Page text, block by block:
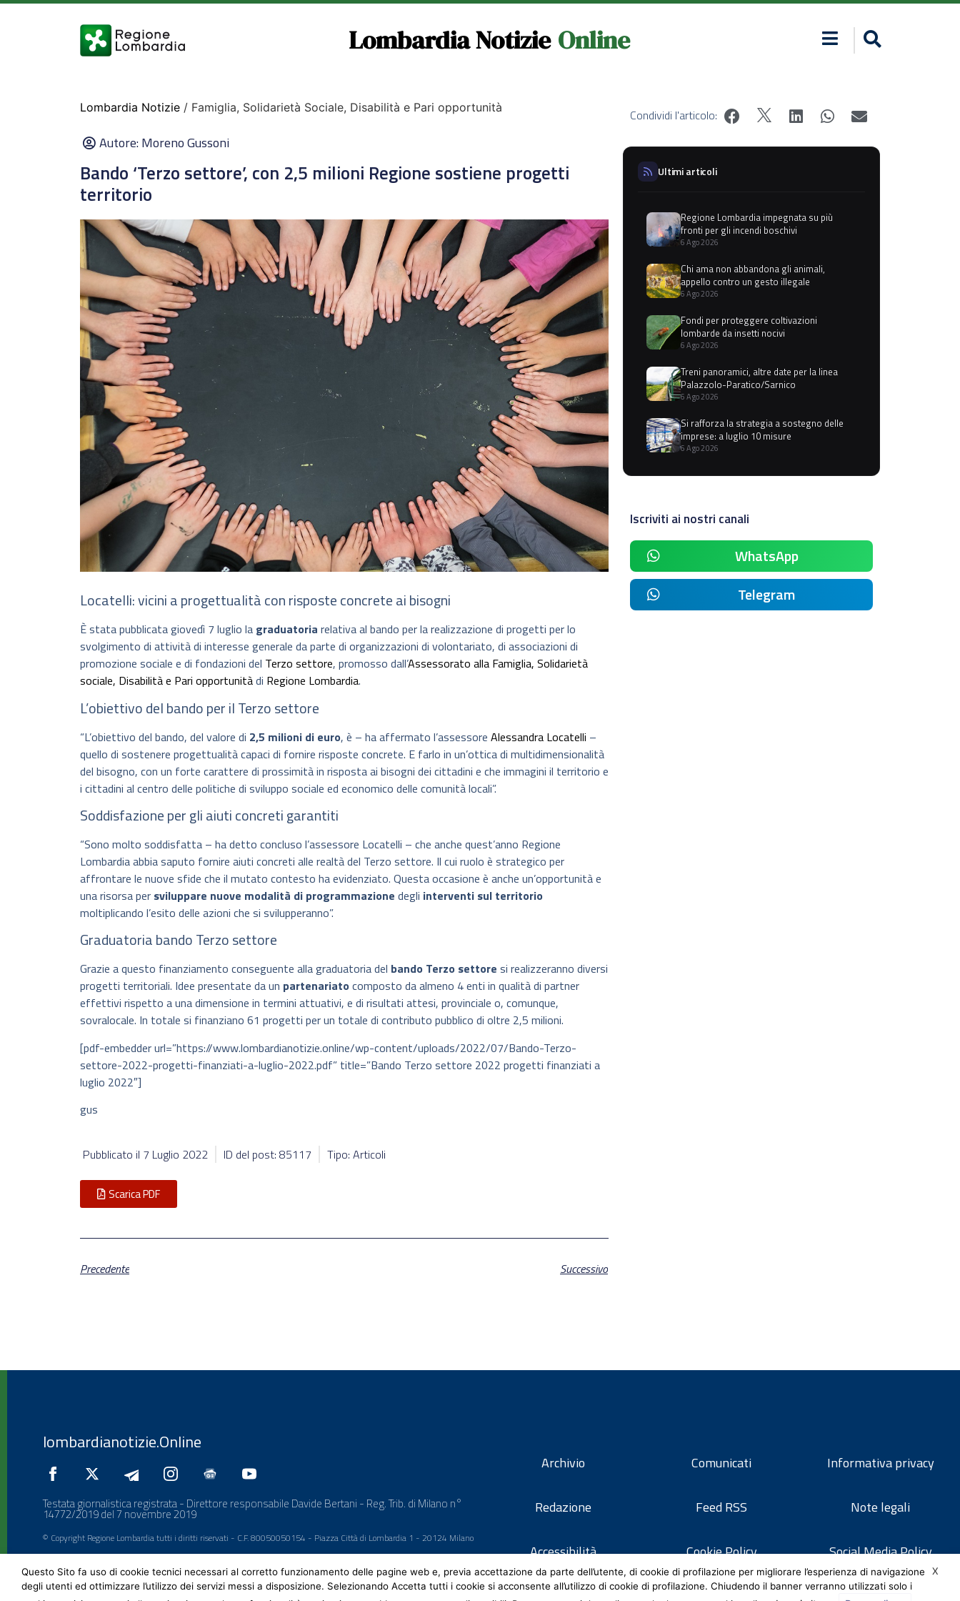
Lombardia Notizie Online
Lombardia Notizie / Famiglia, Solidarietà Sociale, Disabilità e Pari opportunità
Autore:Moreno Gussoni
Bando ‘Terzo settore’, con 2,5 milioni Regione sostiene progetti
territorio
Locatelli: vicini a progettualità con risposte concrete ai bisogni
È stata pubblicata giovedì 7 luglio la graduatoria relativa al bando per la realizzazione di progetti per lo
svolgimento di attività di interesse generale da parte di organizzazioni di volontariato, di associazioni di
promozione sociale e di fondazioni del Terzo settore, promosso dall’Assessorato alla Famiglia, Solidarietà
sociale, Disabilità e Pari opportunitàdi Regione Lombardia.
L’obiettivo del bando per il Terzo settore
“L’obiettivo del bando, del valore di 2,5 milioni di euro, è – ha affermato l’assessore Alessandra Locatelli –
quello di sostenere progettualità capaci di fornire risposte concrete. E farlo in un’ottica di multidimensionalità
del bisogno, con un forte carattere di prossimità in risposta ai bisogni dei cittadini e che immagini il territorio e
i cittadini al centro delle politiche di sviluppo sociale ed economico delle comunità locali”.
Soddisfazione per gli aiuti concreti garantiti
“Sono molto soddisfatta – ha detto concluso l’assessore Locatelli – che anche quest’anno Regione
Lombardia abbia saputo fornire aiuti concreti alle realtà del Terzo settore. Il cui ruolo è strategico per
affrontare le nuove sfide che il mutato contesto ha evidenziato. Questa occasione è anche un’opportunità e
una risorsa per sviluppare nuove modalità di programmazione degli interventi sul territorio
moltiplicando l’esito delle azioni che si svilupperanno”.
Graduatoria bando Terzo settore
Grazie a questo finanziamento conseguente alla graduatoria del bando Terzo settore si realizzeranno diversi
progetti territoriali. Idee presentate da un partenariato composto da almeno 4 enti in qualità di partner
effettivi rispetto a una dimensione in termini attuativi, e di risultati attesi, provinciale o, comunque,
sovralocale. In totale si finanziano 61 progetti per un totale di contributo pubblico di oltre 2,5 milioni.
[pdf-embedder url=”https://www.lombardianotizie.online/wp-content/uploads/2022/07/Bando-Terzo-
settore-2022-progetti-finanziati-a-luglio-2022.pdf” title=”Bando Terzo settore 2022 progetti finanziati a
luglio 2022″]
gus
Pubblicato il 7 Luglio 2022 ID del post: 85117 Tipo: Articoli
Scarica PDF
Precedente Successivo
Condividi l'articolo:
Ultimi articoli
Regione Lombardia impegnata su più
fronti per gli incendi boschivi
6 Ago 2026
Chi ama non abbandona gli animali,
appello contro un gesto illegale
6 Ago 2026
Fondi per proteggere coltivazioni
lombarde da insetti nocivi
6 Ago 2026
Treni panoramici, altre date per la linea
Palazzolo-Paratico/Sarnico
6 Ago 2026
Si rafforza la strategia a sostegno delle
imprese: a luglio 10 misure
6 Ago 2026
Iscriviti ai nostri canali
WhatsApp
Telegram
lombardianotizie.Online
Testata giornalistica registrata - Direttore responsabile Davide Bertani - Reg. Trib. di Milano n°
14772/2019 del 7 novembre 2019
© Copyright Regione Lombardia tutti i diritti riservati - C.F. 80050050154 - Piazza Città di Lombardia 1 - 20124 Milano
Archivio
Redazione
Accessibilità
Comunicati
Feed RSS
Cookie Policy
Informativa privacy
Note legali
Social Media Policy
X
Questo Sito fa uso di cookie tecnici necessari al corretto funzionamento delle pagine web e, previa accettazione da parte dell’utente, di cookie di profilazione per migliorare l’esperienza di navigazione
degli utenti ed ottimizzare l’utilizzo dei servizi messi a disposizione. Selezionando Accetta tutti i cookie si acconsente all’utilizzo di cookie di profilazione. Chiudendo il banner verranno utilizzati solo i